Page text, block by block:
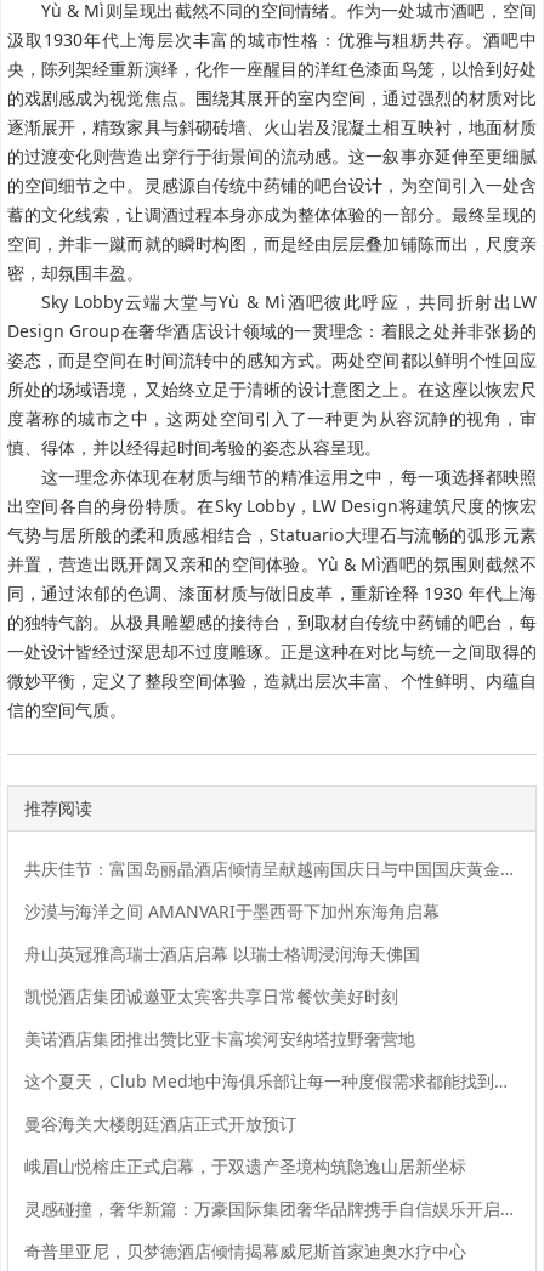
Yù & Mì则呈现出截然不同的空间情绪。作为一处城市酒吧，空间
汲取1930年代上海层次丰富的城市性格：优雅与粗粝共存。酒吧中
央，陈列架经重新演绎，化作一座醒目的洋红色漆面鸟笼，以恰到好处
的戏剧感成为视觉焦点。围绕其展开的室内空间，通过强烈的材质对比
逐渐展开，精致家具与斜砌砖墙、火山岩及混凝土相互映衬，地面材质
的过渡变化则营造出穿行于街景间的流动感。这一叙事亦延伸至更细腻
的空间细节之中。灵感源自传统中药铺的吧台设计，为空间引入一处含
蓄的文化线索，让调酒过程本身亦成为整体体验的一部分。最终呈现的
空间，并非一蹴而就的瞬时构图，而是经由层层叠加铺陈而出，尺度亲
密，却氛围丰盈。
Sky Lobby云端大堂与Yù & Mì酒吧彼此呼应，共同折射出LW
Design Group在奢华酒店设计领域的一贯理念：着眼之处并非张扬的
姿态，而是空间在时间流转中的感知方式。两处空间都以鲜明个性回应
所处的场域语境，又始终立足于清晰的设计意图之上。在这座以恢宏尺
度著称的城市之中，这两处空间引入了一种更为从容沉静的视角，审
慎、得体，并以经得起时间考验的姿态从容呈现。
这一理念亦体现在材质与细节的精准运用之中，每一项选择都映照
出空间各自的身份特质。在Sky Lobby，LW Design将建筑尺度的恢宏
气势与居所般的柔和质感相结合，Statuario大理石与流畅的弧形元素
并置，营造出既开阔又亲和的空间体验。Yù & Mì酒吧的氛围则截然不
同，通过浓郁的色调、漆面材质与做旧皮革，重新诠释 1930 年代上海
的独特气韵。从极具雕塑感的接待台，到取材自传统中药铺的吧台，每
一处设计皆经过深思却不过度雕琢。正是这种在对比与统一之间取得的
微妙平衡，定义了整段空间体验，造就出层次丰富、个性鲜明、内蕴自
信的空间气质。
推荐阅读
共庆佳节：富国岛丽晶酒店倾情呈献越南国庆日与中国国庆黄金周精彩活动
沙漠与海洋之间 AMANVARI于墨西哥下加州东海角启幕
舟山英冠雅高瑞士酒店启幕 以瑞士格调浸润海天佛国
凯悦酒店集团诚邀亚太宾客共享日常餐饮美好时刻
美诺酒店集团推出赞比亚卡富埃河安纳塔拉野奢营地
这个夏天，Club Med地中海俱乐部让每一种度假需求都能找到回音
曼谷海关大楼朗廷酒店正式开放预订
峨眉山悦榕庄正式启幕，于双遗产圣境构筑隐逸山居新坐标
灵感碰撞，奢华新篇：万豪国际集团奢华品牌携手自信娱乐开启大中华区品牌合作
奇普里亚尼，贝梦德酒店倾情揭幕威尼斯首家迪奥水疗中心